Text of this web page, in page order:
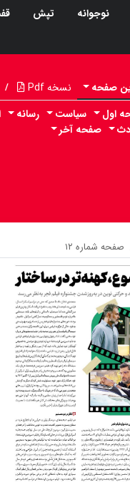
نوجوانه تپش
صفحه نسخه Pdf /
اول سیاست رسانه
صفحه آخر
صفحه شماره ۱۲